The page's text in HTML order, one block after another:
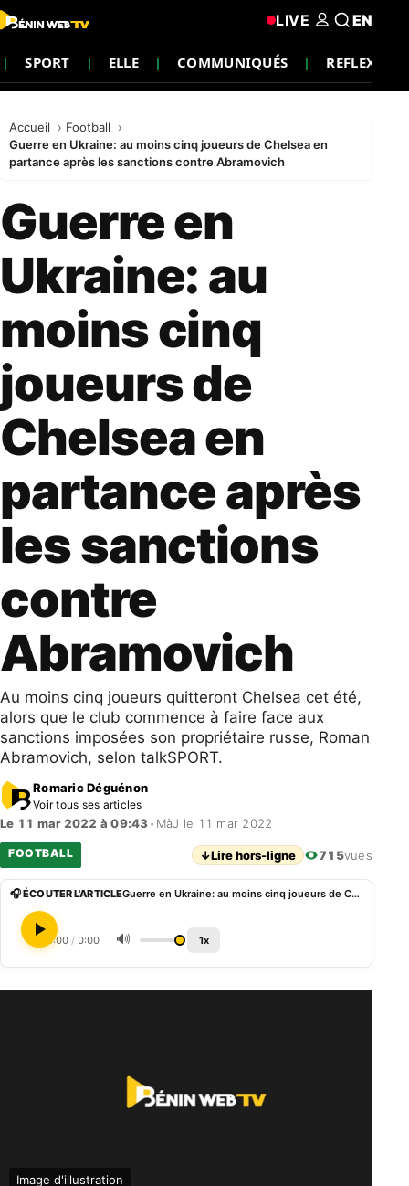
SPORT ELLE COMMUNIQUÉS REFLEXION
LIVE EN
Accueil
Football
Guerre en Ukraine: au moins cinq joueurs de Chelsea en
partance après les sanctions contre Abramovich
Guerre en
Ukraine: au
moins cinq
joueurs de
Chelsea en
partance après
les sanctions
contre
Abramovich
Au moins cinq joueurs quitteront Chelsea cet été,
alors que le club commence à faire face aux
sanctions imposées son propriétaire russe, Roman
Abramovich, selon talkSPORT.
Romaric Déguénon
Voir tous ses articles
Le 11 mar 2022 à 09:43• MàJ le 11 mar 2022
FOOTBALL ↓Lire hors-ligne 715vues
🎧 ÉCOUTER L'ARTICLE Guerre en Ukraine: au moins cinq joueurs de Chelsea en partance après les sanctions contre Abramovich
0:00 / 0:00 🔊 1x
Image d'illustration